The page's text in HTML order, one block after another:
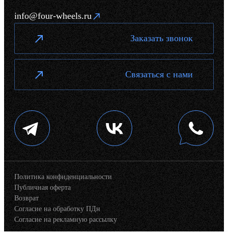
info@four-wheels.ru
Заказать звонок
Связаться с нами
Политика конфиденциальности
Публичная оферта
Возврат
Согласие на обработку ПДн
Согласие на рекламную рассылку